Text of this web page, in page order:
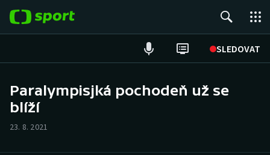
SLEDOVAT
Hokej
Paralympisjká pochodeň už se
blíží
23. 8. 2021